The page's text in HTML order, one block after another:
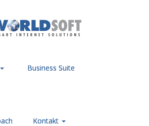
Business Suite
Kontakt